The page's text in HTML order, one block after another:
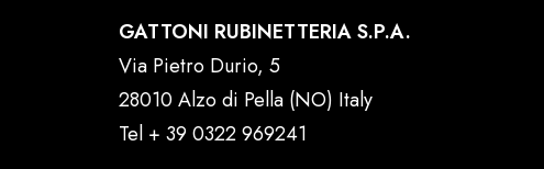
GATTONI RUBINETTERIA S.P.A.
Via Pietro Durio, 5
28010 Alzo di Pella (NO) Italy
Tel + 39 0322 969241